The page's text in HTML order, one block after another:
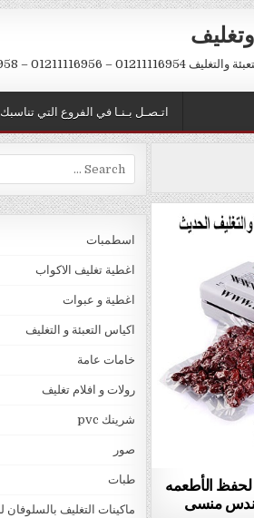
– 01211116956 – 01211116958
اتـصـل بـنـا في الفروع التي تناسبك
الأطعمه
Search
for:
اسطمبات
اغطية تغليف الاكواب
اغطية و عبوات
اكياس التعبئة و التغليف
خامات عامة
رولات و افلام تغليف
شرينك pvc
صور
طبات